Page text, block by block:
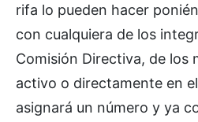
rifa lo pueden hacer
con cualquiera de los
Comisión Directiva, de los
activo o directamente en el
asignará un número y ya